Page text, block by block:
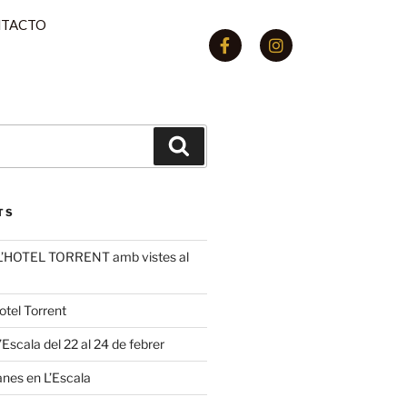
TORRENT amb vistes al
Torrent
del 22 al 24 de febrer
en L’Escala